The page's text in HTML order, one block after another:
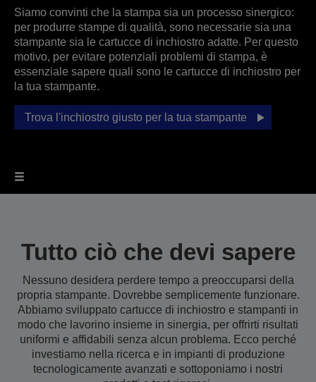
Siamo convinti che la stampa sia un processo sinergico:
per produrre stampe di qualità, sono necessarie sia una
stampante sia le cartucce di inchiostro adatte. Per questo
motivo, per evitare potenziali problemi di stampa, è
essenziale sapere quali sono le cartucce di inchiostro per
la tua stampante.
Trova l'inchiostro giusto per la tua stampante
Tutto ciò che devi sapere
Nessuno desidera perdere tempo a preoccuparsi della
propria stampante. Dovrebbe semplicemente funzionare.
Abbiamo sviluppato cartucce di inchiostro e stampanti in
modo che lavorino insieme in sinergia, per offrirti risultati
uniformi e affidabili senza alcun problema. Ecco perché
investiamo nella ricerca e in impianti di produzione
tecnologicamente avanzati e sottoponiamo i nostri